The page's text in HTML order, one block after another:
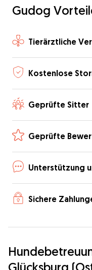
Gudog
Tierärztliche
Kostenlose
Geprüfte Sitter
Geprüfte
Unterstützung
Sichere
Glücksburg